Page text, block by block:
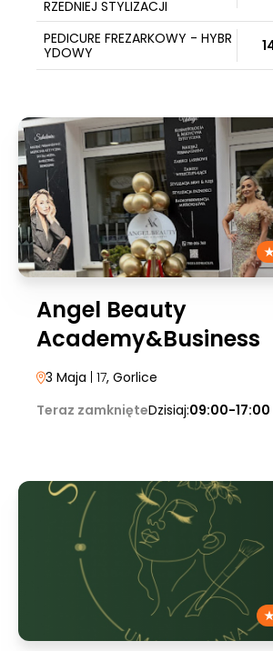
RZEDNIEJ STYLIZACJI
PEDICURE FREZARKOWY - HYBR
YDOWY
Angel Beauty
Academy&Business
3 Maja | 17, Gorlice
Teraz zamknięteDzisiaj:09:00-17:00